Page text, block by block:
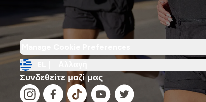
Συνδεθείτε μαζί μας